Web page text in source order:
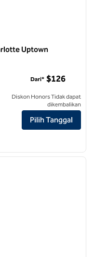
Uptown
by Hilton Charlotte
Dari* $126
Diskon Honors Tidak dapat
dikembalikan
Pilih Tanggal